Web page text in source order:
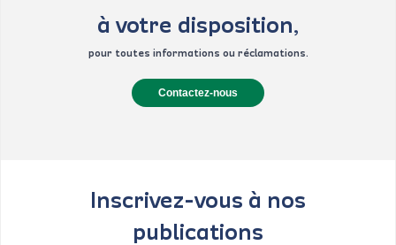
à votre disposition,
pour toutes informations ou réclamations.
Contactez-nous
Inscrivez-vous à nos
publications